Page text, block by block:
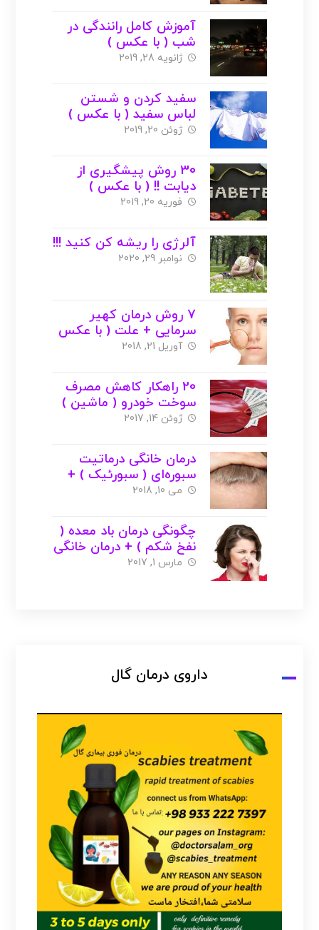
آموزش کامل رانندگی در
شب ( با عکس )
ژانویه 28, 2019
سفید کردن و شستن
لباس سفید ( با عکس )
ژوئن 20, 2019
30 روش پیشگیری از
دیابت !! ( با عکس )
فوریه 20, 2019
آلرژی را ریشه کن کنید !!!
نوامبر 29, 2020
7 روش درمان کهیر
سرمایی + علت ( با عکس
)
آوریل 21, 2018
20 راهکار کاهش مصرف
سوخت خودرو ( ماشین )
+ عکس
ژوئن 14, 2017
درمان خانگی درماتیت
سبوره‌‌ای ( سبورئیک ) +
عکس
می 10, 2018
چگونگی درمان باد معده (
نفخ شکم ) + درمان خانگی
و گیاهی + عکس
مارس 1, 2017
داروی درمان گال